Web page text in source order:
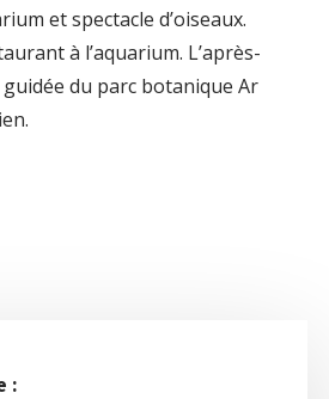
et spectacle d’oiseaux.
à l’aquarium. L’après-
du parc botanique Ar
: